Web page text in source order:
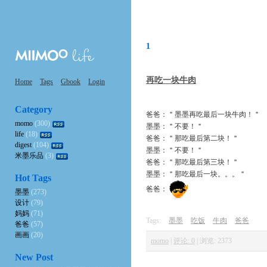
Home Tags Gbook Login
1
再吃一块牛肉
爸爸：＂墨墨再吃最后一块牛肉！＂
墨墨：＂不要！＂
爸爸：＂那吃最后第二块！＂
墨墨：＂不要！＂
爸爸：＂那吃最后第三块！＂
墨墨：＂那吃最后一块。。。＂
爸爸：
Tags: 墨墨 吃饭 牛肉 爸爸
momo 评论: 0 浏览: 2373
Category
momo (300)
life (18)
digest(104)
米墨乐品 (3)
Hot Tags
墨墨 (273)
设计 (79)
妈妈 (71)
爸爸 (57)
画画 (20)
New Post